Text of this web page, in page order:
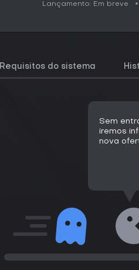
Lançamento: Em breve
Requisitos do sistema
Sem
iremos
nova